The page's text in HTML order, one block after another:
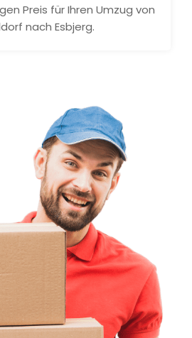
Preis für Ihren Umzug von
nach Esbjerg.